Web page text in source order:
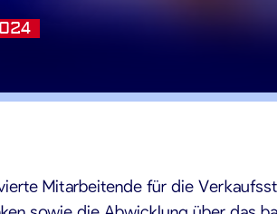
Mitarbeitende für die